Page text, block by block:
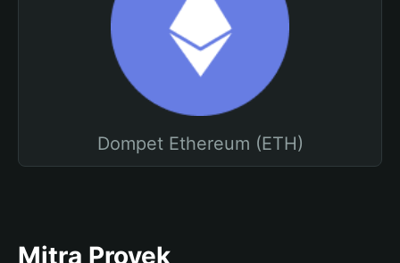
Dompet Ethereum (ETH)
Mitra Proyek